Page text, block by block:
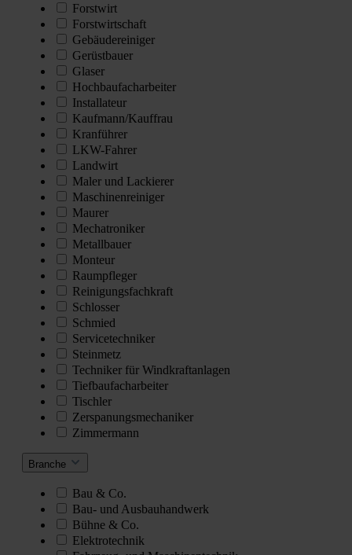
Forstwirt
Forstwirtschaft
Gebäudereiniger
Gerüstbauer
Glaser
Hochbaufacharbeiter
Installateur
Kaufmann/Kauffrau
Kranführer
LKW-Fahrer
Landwirt
Maler und Lackierer
Maschinenreiniger
Maurer
Mechatroniker
Metallbauer
Monteur
Raumpfleger
Reinigungsfachkraft
Schlosser
Schmied
Servicetechniker
Steinmetz
Techniker für Windkraftanlagen
Tiefbaufacharbeiter
Tischler
Zerspanungsmechaniker
Zimmermann
Branche
Bau & Co.
Bau- und Ausbauhandwerk
Bühne & Co.
Elektrotechnik